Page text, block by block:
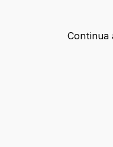
Continua